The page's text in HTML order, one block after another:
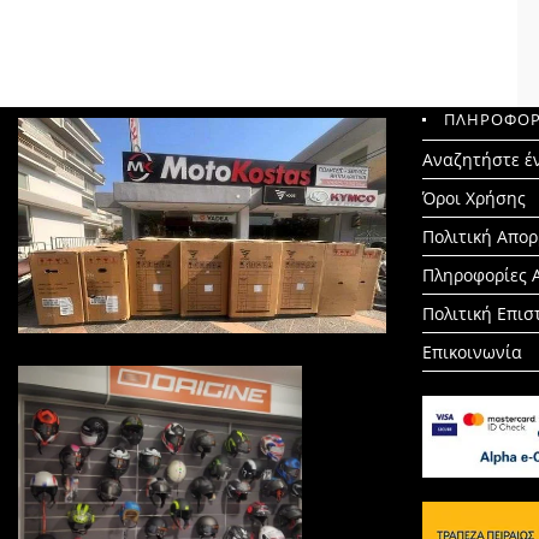
Αναζητήστε
Search
for:
Όροι Χρήσης
Πολιτική
Πληροφορίες
Πολιτική
Επικοινωνία